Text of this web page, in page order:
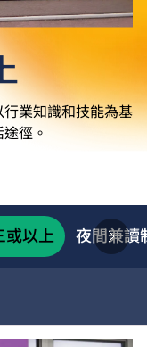
業知識和技能為基
徑。
或以上 夜間兼讀